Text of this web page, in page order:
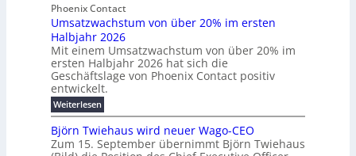
b
r
a
u
c
h
t
m
e
h
r
u
f
ü
r
m
o
d
e
e
N
H
-
S
i
c
h
e
r
e
i
l
i
g
u
n
g
b
e
h
r
f
a
c
h
d
u
r
c
f
ü
Phoenix Contact
Umsatzwachstum von über 20% im ersten
Halbjahr 2026
Mit einem Umsatzwachstum von über 20% im
ersten Halbjahr 2026 hat sich die
Geschäftslage von Phoenix Contact positiv
entwickelt.
Weiterlesen:
U
m
s
a
Björn Twiehaus wird neuer Wago-CEO
Zum 15. September übernimmt Björn Twiehaus